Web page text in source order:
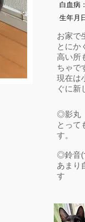
​白血病：
生年月
お家で
とにか
高い所
ちゃで
現在は
ぐに新
◎影丸
とって
す。
◎鈴音(
あまり
す